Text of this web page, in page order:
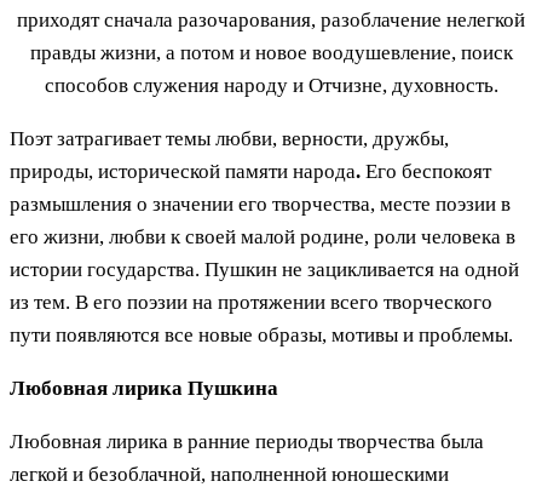
приходят сначала разочарования, разоблачение нелегкой
правды жизни, а потом и новое воодушевление, поиск
способов служения народу и Отчизне, духовность.
Поэт затрагивает темы любви, верности, дружбы,
природы, исторической памяти народа. Его беспокоят
размышления о значении его творчества, месте поэзии в
его жизни, любви к своей малой родине, роли человека в
истории государства. Пушкин не зацикливается на одной
из тем. В его поэзии на протяжении всего творческого
пути появляются все новые образы, мотивы и проблемы.
Любовная лирика Пушкина
Любовная лирика в ранние периоды творчества была
легкой и безоблачной, наполненной юношескими